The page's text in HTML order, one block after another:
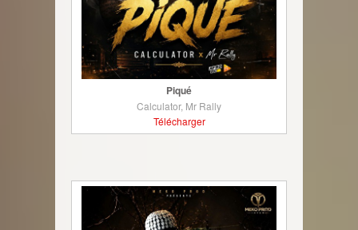
Piqué
Calculator, Mr Rally
Télécharger